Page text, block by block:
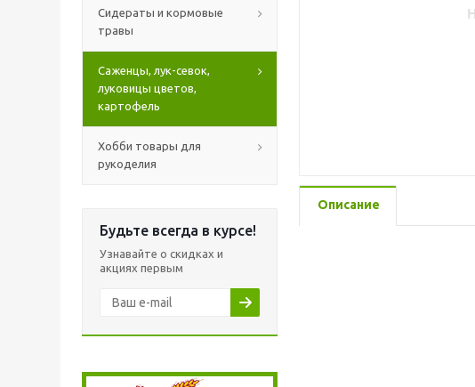
Сидераты и кормовые
травы
Саженцы, лук-севок,
луковицы цветов,
картофель
Хобби товары для
рукоделия
Будьте всегда в курсе!
Узнавайте о скидках и
акциях первым
Описание